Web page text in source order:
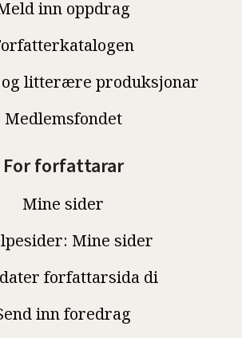
inn oppdrag
og litterære produksjonar
Medlemsfondet
For forfattarar
Mine sider
Mine sider
forfattarsida di
inn foredrag